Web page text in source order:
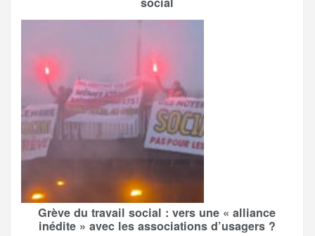
Grève du travail social : vers une « alliance
inédite » avec les associations d’usagers ?